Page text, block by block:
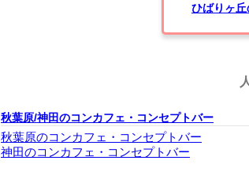
ひばりヶ
秋葉原/神田のコンカフェ・コンセプトバー
秋葉原のコンカフェ・コンセプトバー
神田のコンカフェ・コンセプトバー